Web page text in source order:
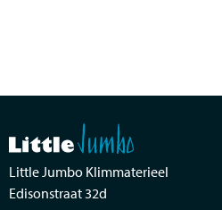
Little Jumbo Klimmaterieel
Edisonstraat 32d